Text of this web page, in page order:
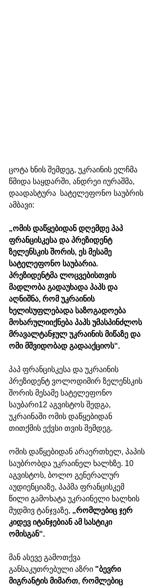
ცოტა ხნის შემდეგ, უკრაინის ელჩმა
წმიდა საყდარში, ანდრეი იურაშმა,
დაადასტურა  სატელეფონო საუბრის
ამბავი:
„ომის დაწყებიდან დღემდე პაპ
ფრანცისკესა და პრეზიდენტ
ზელენსკის შორის, ეს მესამე
სატელეფონო საუბარია.
პრეზიდენტმა ლოცვებისთვის
მადლობა გადაუხადა პაპს და
აღნიშნა, რომ უკრაინის
ხელისუფლებადა საზოგადოება
მოხარულიიქნება პაპს უმასპინძლოს
მრავალტანჯულ უკრაინის მიწაზე და
ომი მშვიდობად გადააქციოს“.
პაპ ფრანცისკესა და უკრაინის
პრეზიდენტ ვოლოდიმირ ზელენსკის
შორის მესამე სატელეფონო
საუბარი12 აგვისტოს შედგა,
უკრაინაში ომის დაწყებიდან
თითქმის ექვსი თვის შემდეგ.
ომის დაწყებიდან არაერთხელ, პაპის
საუბრობდა უკრაინელ ხალხზე. 10
აგვისტოს, ბოლო გენერალურ
აუდიენციაზე, პაპმა ფრანცისკემ
წილი გამოხატა უკრაინელი ხალხის
მუდმივ ტანჯვაზე, „რომლებიც ჯერ
კიდევ იტანჯებიან ამ სასტიკი
ომისგან“.
მან ასევე გამოთქვა
განსაკუთრებული აზრი "ბევრი
მიგრანტის მიმართ, რომლებიც